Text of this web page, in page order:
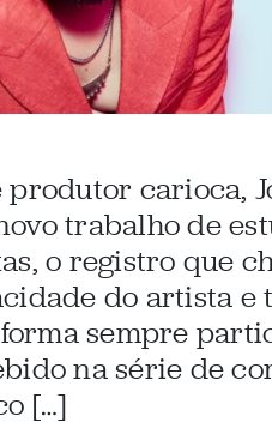
carioca,
trabalho de
o registro que
do artista
sempre
na série de
[…]